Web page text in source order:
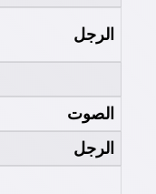
الرجل
الصوت
الرجل